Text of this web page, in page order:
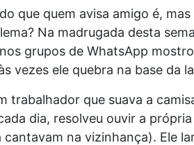
que quem avisa amigo é,
Na madrugada desta
grupos de WhatsApp
vezes ele quebra na base da
trabalhador que suava a
dia, resolveu ouvir a
cantavam na vizinhança). Ele